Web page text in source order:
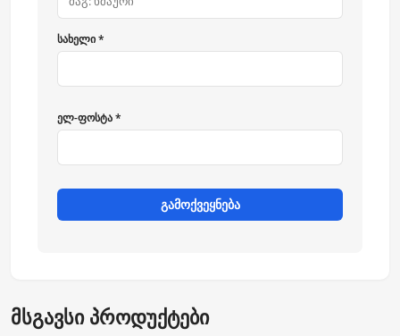
სახელი *
ელ-ფოსტა *
გამოქვეყნება
მსგავსი პროდუქტები